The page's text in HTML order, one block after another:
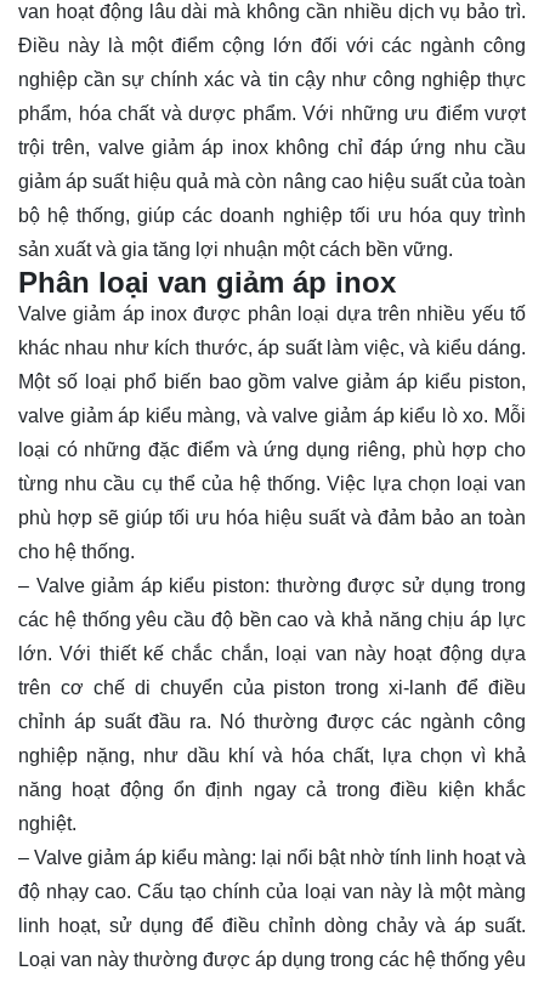
van hoạt động lâu dài mà không cần nhiều dịch vụ bảo trì.
Điều này là một điểm cộng lớn đối với các ngành công
nghiệp cần sự chính xác và tin cậy như công nghiệp thực
phẩm, hóa chất và dược phẩm. Với những ưu điểm vượt
trội trên, valve giảm áp inox không chỉ đáp ứng nhu cầu
giảm áp suất hiệu quả mà còn nâng cao hiệu suất của toàn
bộ hệ thống, giúp các doanh nghiệp tối ưu hóa quy trình
sản xuất và gia tăng lợi nhuận một cách bền vững.
Phân loại van giảm áp inox
Valve giảm áp inox được phân loại dựa trên nhiều yếu tố
khác nhau như kích thước, áp suất làm việc, và kiểu dáng.
Một số loại phổ biến bao gồm valve giảm áp kiểu piston,
valve giảm áp kiểu màng, và valve giảm áp kiểu lò xo. Mỗi
loại có những đặc điểm và ứng dụng riêng, phù hợp cho
từng nhu cầu cụ thể của hệ thống. Việc lựa chọn loại van
phù hợp sẽ giúp tối ưu hóa hiệu suất và đảm bảo an toàn
cho hệ thống.
– Valve giảm áp kiểu piston: thường được sử dụng trong
các hệ thống yêu cầu độ bền cao và khả năng chịu áp lực
lớn. Với thiết kế chắc chắn, loại van này hoạt động dựa
trên cơ chế di chuyển của piston trong xi-lanh để điều
chỉnh áp suất đầu ra. Nó thường được các ngành công
nghiệp nặng, như dầu khí và hóa chất, lựa chọn vì khả
năng hoạt động ổn định ngay cả trong điều kiện khắc
nghiệt.
– Valve giảm áp kiểu màng: lại nổi bật nhờ tính linh hoạt và
độ nhạy cao. Cấu tạo chính của loại van này là một màng
linh hoạt, sử dụng để điều chỉnh dòng chảy và áp suất.
Loại van này thường được áp dụng trong các hệ thống yêu